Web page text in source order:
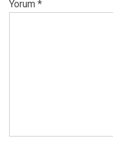
Yorum *